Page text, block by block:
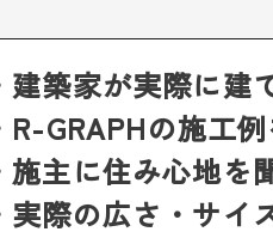
建築家が実際に建
R-GRAPHの施工
施主に住み心地を
実際の広さ・サイ